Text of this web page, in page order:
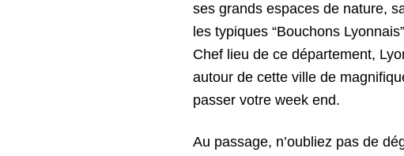
ses grands espaces de nature,
les typiques “Bouchons
Chef lieu de ce département,
autour de cette ville de
passer votre week end.
Au passage, n’oubliez pas de